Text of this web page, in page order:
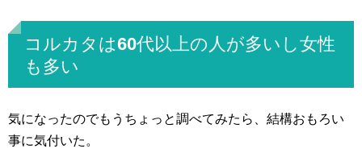
コルカタは60代以上の人が多いし女性
も多い
気になったのでもうちょっと調べてみたら、結構おもろい
事に気付いた。